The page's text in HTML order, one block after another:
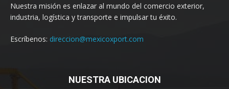
Nuestra misión es enlazar al mundo del comercio exterior,
industria, logística y transporte e impulsar tu éxito.
Escríbenos: direccion@mexicoxport.com
NUESTRA UBICACION